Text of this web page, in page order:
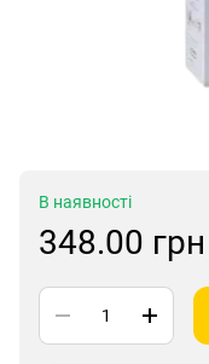
В наявності
348.00 грн